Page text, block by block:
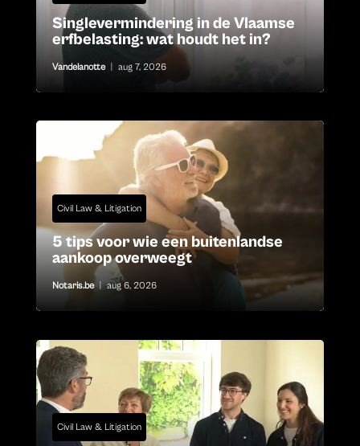
Singlevermindering in de Vlaamse
erfbelasting: wat houdt het in?
Vandelanotte aug 7, 2026
Civil Law & Litigation
5 tips voor wie een buitenlandse
aankoop overweegt
Notaris.be | aug 6, 2026
Civil Law & Litigation